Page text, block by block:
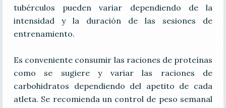
tubérculos pueden variar dependiendo de la
intensidad y la duración de las sesiones de
entrenamiento.
Es conveniente consumir las raciones de proteínas
como se sugiere y variar las raciones de
carbohidratos dependiendo del apetito de cada
atleta. Se recomienda un control de peso semanal